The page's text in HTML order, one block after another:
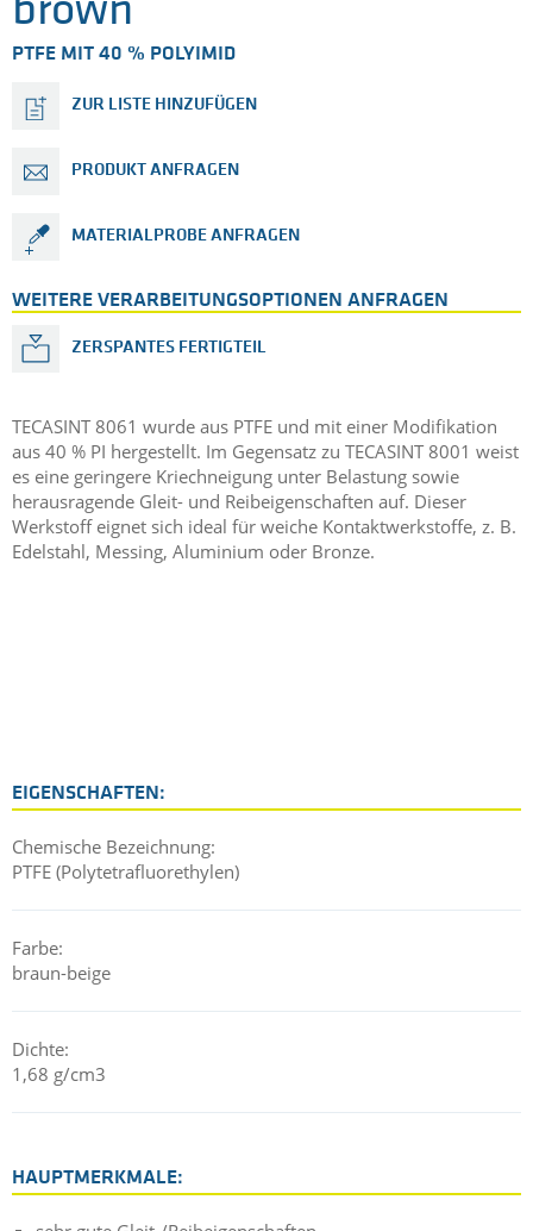
brown
PTFE MIT 40 % POLYIMID
ZUR LISTE HINZUFÜGEN
PRODUKT ANFRAGEN
MATERIALPROBE ANFRAGEN
WEITERE VERARBEITUNGSOPTIONEN ANFRAGEN
ZERSPANTES FERTIGTEIL
TECASINT 8061 wurde aus PTFE und mit einer Modifikation
aus 40 % PI hergestellt. Im Gegensatz zu TECASINT 8001 weist
es eine geringere Kriechneigung unter Belastung sowie
herausragende Gleit- und Reibeigenschaften auf. Dieser
Werkstoff eignet sich ideal für weiche Kontaktwerkstoffe, z. B.
Edelstahl, Messing, Aluminium oder Bronze.
EIGENSCHAFTEN:
Chemische Bezeichnung:
PTFE (Polytetrafluorethylen)
Farbe:
braun-beige
Dichte:
1,68 g/cm3
HAUPTMERKMALE: